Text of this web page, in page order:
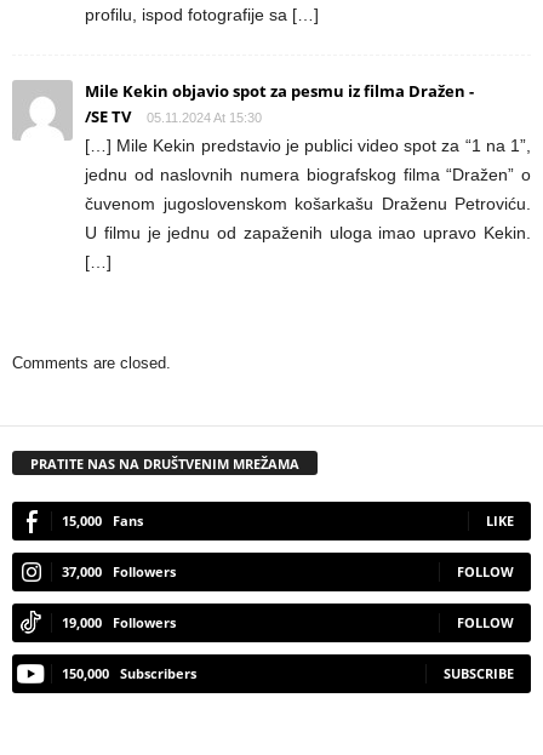
profilu, ispod fotografije sa […]
Mile Kekin objavio spot za pesmu iz filma Dražen -
/SE TV
05.11.2024 At 15:30
[…] Mile Kekin predstavio je publici video spot za “1 na 1”,
jednu od naslovnih numera biografskog filma “Dražen” o
čuvenom jugoslovenskom košarkašu Draženu Petroviću.
U filmu je jednu od zapaženih uloga imao upravo Kekin.
[…]
Comments are closed.
PRATITE NAS NA DRUŠTVENIM MREŽAMA
15,000 Fans LIKE
37,000 Followers FOLLOW
19,000 Followers FOLLOW
150,000 Subscribers SUBSCRIBE